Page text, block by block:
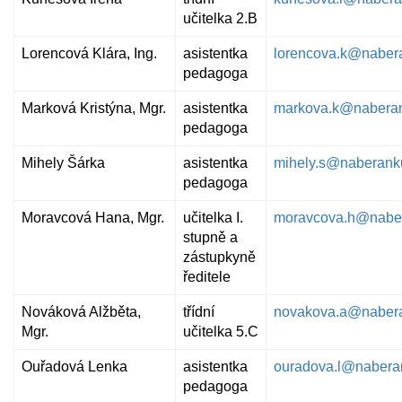
učitelka 2.B
Lorencová Klára, Ing.
asistentka
pedagoga
Marková Kristýna, Mgr.
asistentka
pedagoga
Mihely Šárka
asistentka
pedagoga
Moravcová Hana, Mgr.
učitelka I.
stupně a
zástupkyně
ředitele
Nováková Alžběta,
Mgr.
třídní
učitelka 5.C
Ouřadová Lenka
asistentka
pedagoga